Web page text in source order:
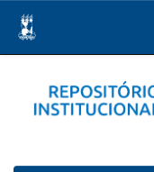
navigation